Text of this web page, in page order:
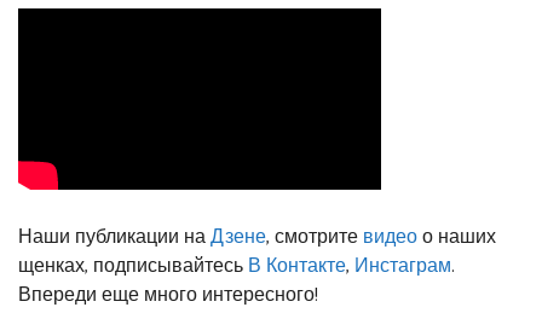
Наши публикации наДзене, смотритевидеоо наших
щенках, подписывайтесьВ Контакте, Инстаграм.
Впереди еще много интересного!